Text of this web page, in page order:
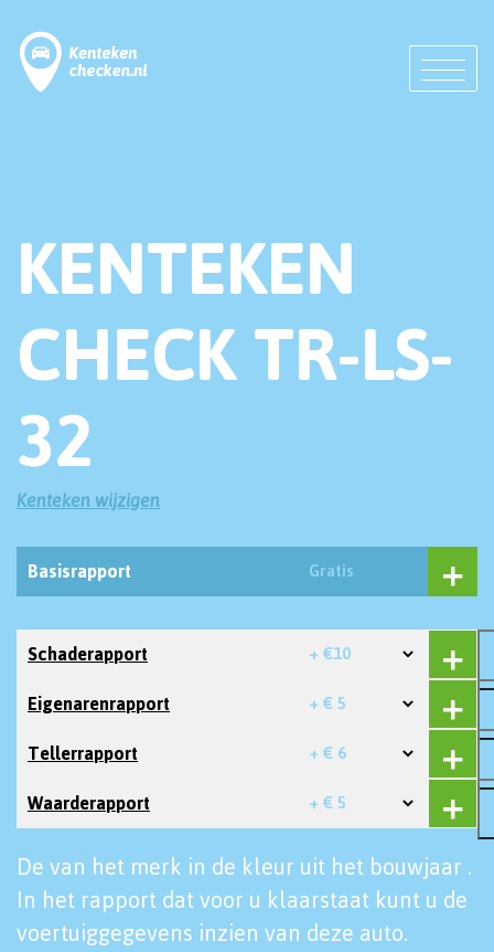
KENTEKEN
CHECK TR-LS-
32
Kenteken wijzigen
Basisrapport Gratis
Schaderapport + €10
Eigenarenrapport + € 5
Tellerrapport + € 6
Waarderapport + € 5
De van het merk in de kleur uit het bouwjaar .
In het rapport dat voor u klaarstaat kunt u de
voertuiggegevens inzien van deze auto.